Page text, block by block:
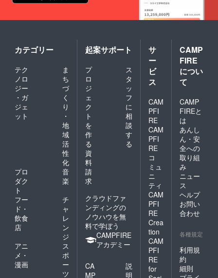
カテゴリー
テク
ノロ
ジー
・ガ
ジェ
ット
ま
ち
づ
く
り
・
地
域
活
性
化
プロ
ダク
ト
音
楽
フー
ド・
飲食
店
チ
ャ
レ
ン
ジ
アニ
メ・
漫画
ス
ポ
ー
ツ
起案サポート
プ
ロ
ジ
ェ
ク
ト
を
作
る
ス
タ
ッ
フ
に
相
談
す
る
資
料
請
求
クラウドファ
ンディングの
ノウハウを無
料で学ぼう
CAMPFIRE
アカデミー
CA
MP
説
明
サ
ー
ビ
ス
CAM
PFI
RE
CAM
PFI
RE
コ
ミュ
ニ
ティ
CAM
PFI
RE
Crea
tion
CAM
PFI
RE
for
CAMP
FIRE
につい
て
CAMP
FIREと
は
あんし
ん・安
全への
取り組
み
ニュー
ス
ヘルプ
お問い
合わせ
各種規定
利用規
約
細則